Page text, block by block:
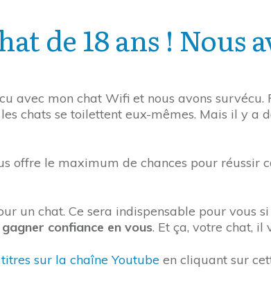
de 18 ans ! Nous
avec mon chat Wifi et nous avons survécu.
chats se toilettent eux-mêmes. Mais il y a
offre le maximum de chances pour réussir
un chat. Ce sera indispensable pour vous
confiance en vous. Et ça, votre chat,
sur la chaîne Youtube en cliquant sur